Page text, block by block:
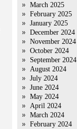
March 2025
February 2025
January 2025
December 2024
November 2024
October 2024
September 2024
August 2024
July 2024
June 2024
May 2024
April 2024
March 2024
February 2024